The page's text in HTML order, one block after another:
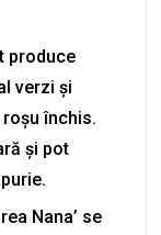
produce
verzi și
închis.
și pot
Nana’ se